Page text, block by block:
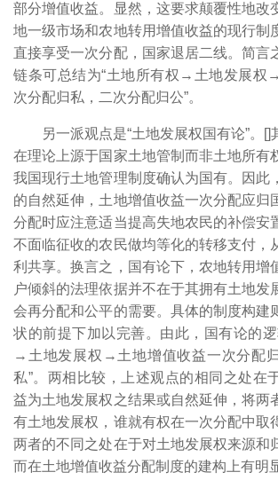
部分增值收益。显然，这要求颠覆性地改
地一级市场和农地转用增值收益的现行制
直接享受一次分配，国家退居二线。简言
链条可总结为“土地所有权→土地发展权
次分配归私，二次分配归公”。
另一派观点是“土地发展权国有论”。[]
在理论上源于国家土地管制而非土地所有
我国现行土地管理制度确认为国有。因此
的自然延伸，土地增值收益一次分配应归
分配时应注意适当提高失地农民的补偿安
不面临征收的农民做均等化的转移支付，
利共享。换言之，国有论下，农地转用增
户倾斜的法理依据并不在于其拥有土地发
会再分配和公平的需要。具体的制度构建
状的前提下加以完善。由此，国有论的
→土地发展权→土地增值收益一次分配
私”。两相比较，上述观点的相同之处在
益为土地发展权之结果或自然延伸，将两
有土地发展权，谁就有权在一次分配中取
两者的不同之处在于对土地发展权来源和
而在土地增值收益分配制度的建构上有明